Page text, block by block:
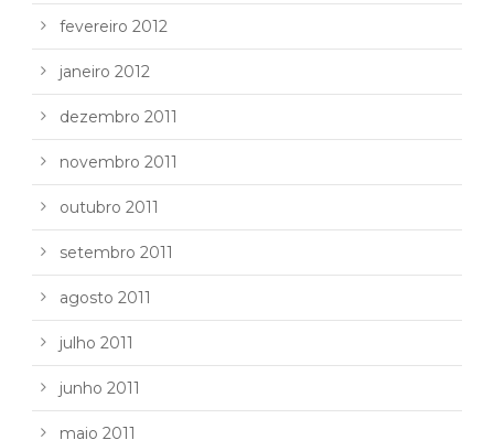
fevereiro 2012
janeiro 2012
dezembro 2011
novembro 2011
outubro 2011
setembro 2011
agosto 2011
julho 2011
junho 2011
maio 2011